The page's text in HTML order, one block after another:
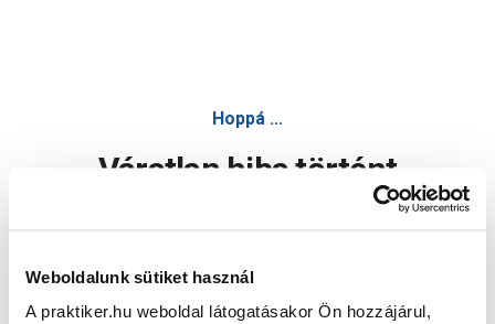
Weboldalunk sütiket használ
A praktiker.hu weboldal látogatásakor Ön hozzájárul,
Hoppá ...
Váratlan hiba történt
Oldal újratöltése